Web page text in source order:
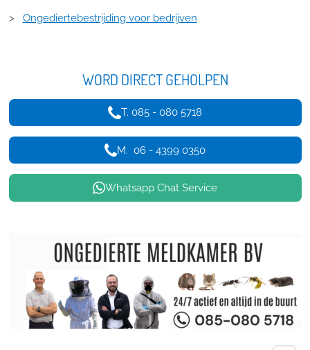
> Ongediertebestrijding voor bedrijven
WORD DIRECT GEHOLPEN
T. 085 - 080 5718
M. 06 - 4399 0350
Whatsapp Chat Service